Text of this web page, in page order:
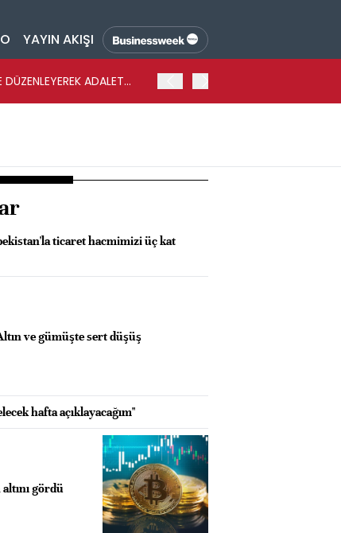
YAYIN AKIŞI
ADALET
ticaret hacmimizi üç kat
ve gümüşte sert düşüş
hafta açıklayacağım"
gördü